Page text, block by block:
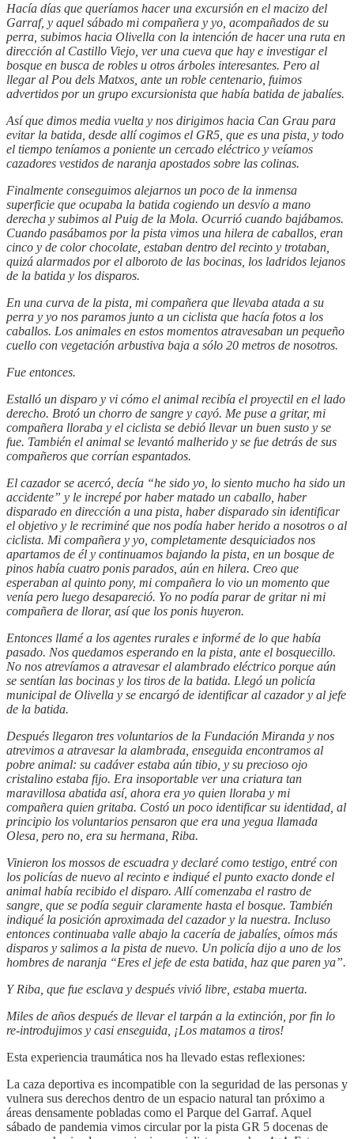
Hacía días que queríamos hacer una excursión en el macizo del
Garraf, y aquel sábado mi compañera y yo, acompañados de su
perra, subimos hacia Olivella con la intención de hacer una ruta en
dirección al Castillo Viejo, ver una cueva que hay e investigar el
bosque en busca de robles u otros árboles interesantes. Pero al
llegar al Pou dels Matxos, ante un roble centenario, fuimos
advertidos por un grupo excursionista que había batida de jabalíes.
Así que dimos media vuelta y nos dirigimos hacia Can Grau para
evitar la batida, desde allí cogimos el GR5, que es una pista, y todo
el tiempo teníamos a poniente un cercado eléctrico y veíamos
cazadores vestidos de naranja apostados sobre las colinas.
Finalmente conseguimos alejarnos un poco de la inmensa
superficie que ocupaba la batida cogiendo un desvío a mano
derecha y subimos al Puig de la Mola. Ocurrió cuando bajábamos.
Cuando pasábamos por la pista vimos una hilera de caballos, eran
cinco y de color chocolate, estaban dentro del recinto y trotaban,
quizá alarmados por el alboroto de las bocinas, los ladridos lejanos
de la batida y los disparos.
En una curva de la pista, mi compañera que llevaba atada a su
perra y yo nos paramos junto a un ciclista que hacía fotos a los
caballos. Los animales en estos momentos atravesaban un pequeño
cuello con vegetación arbustiva baja a sólo 20 metros de nosotros.
Fue entonces.
Estalló un disparo y vi cómo el animal recibía el proyectil en el lado
derecho. Brotó un chorro de sangre y cayó. Me puse a gritar, mi
compañera lloraba y el ciclista se debió llevar un buen susto y se
fue. También el animal se levantó malherido y se fue detrás de sus
compañeros que corrían espantados.
El cazador se acercó, decía “he sido yo, lo siento mucho ha sido un
accidente” y le increpé por haber matado un caballo, haber
disparado en dirección a una pista, haber disparado sin identificar
el objetivo y le recriminé que nos podía haber herido a nosotros o al
ciclista. Mi compañera y yo, completamente desquiciados nos
apartamos de él y continuamos bajando la pista, en un bosque de
pinos había cuatro ponis parados, aún en hilera. Creo que
esperaban al quinto pony, mi compañera lo vio un momento que
venía pero luego desapareció. Yo no podía parar de gritar ni mi
compañera de llorar, así que los ponis huyeron.
Entonces llamé a los agentes rurales e informé de lo que había
pasado. Nos quedamos esperando en la pista, ante el bosquecillo.
No nos atrevíamos a atravesar el alambrado eléctrico porque aún
se sentían las bocinas y los tiros de la batida. Llegó un policía
municipal de Olivella y se encargó de identificar al cazador y al jefe
de la batida.
Después llegaron tres voluntarios de la Fundación Miranda y nos
atrevimos a atravesar la alambrada, enseguida encontramos al
pobre animal: su cadáver estaba aún tibio, y su precioso ojo
cristalino estaba fijo. Era insoportable ver una criatura tan
maravillosa abatida así, ahora era yo quien lloraba y mi
compañera quien gritaba. Costó un poco identificar su identidad, al
principio los voluntarios pensaron que era una yegua llamada
Olesa, pero no, era su hermana, Riba.
Vinieron los mossos de escuadra y declaré como testigo, entré con
los policías de nuevo al recinto e indiqué el punto exacto donde el
animal había recibido el disparo. Allí comenzaba el rastro de
sangre, que se podía seguir claramente hasta el bosque. También
indiqué la posición aproximada del cazador y la nuestra. Incluso
entonces continuaba valle abajo la cacería de jabalíes, oímos más
disparos y salimos a la pista de nuevo. Un policía dijo a uno de los
hombres de naranja “Eres el jefe de esta batida, haz que paren ya”.
Y Riba, que fue esclava y después vivió libre, estaba muerta.
Miles de años después de llevar el tarpán a la extinción, por fin lo
re-introdujimos y casi enseguida, ¡Los matamos a tiros!
Esta experiencia traumática nos ha llevado estas reflexiones:
La caza deportiva es incompatible con la seguridad de las personas y
vulnera sus derechos dentro de un espacio natural tan próximo a
áreas densamente pobladas como el Parque del Garraf. Aquel
sábado de pandemia vimos circular por la pista GR 5 docenas de